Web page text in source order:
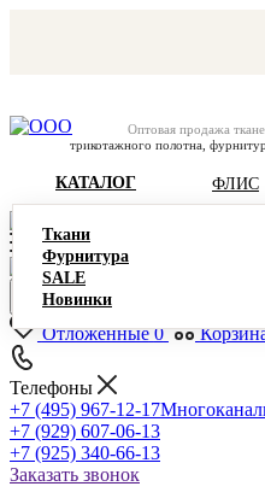
Оптовая продажа
трикотажного полотна,
КАТАЛОГ
Ткани
Фурнитура
SALE
Новинки
ФЛИС
Отложенные 0
Телефоны
+7 (495) 967-12-17
+7 (929) 607-06-13
+7 (925) 340-66-13
Заказать звонок